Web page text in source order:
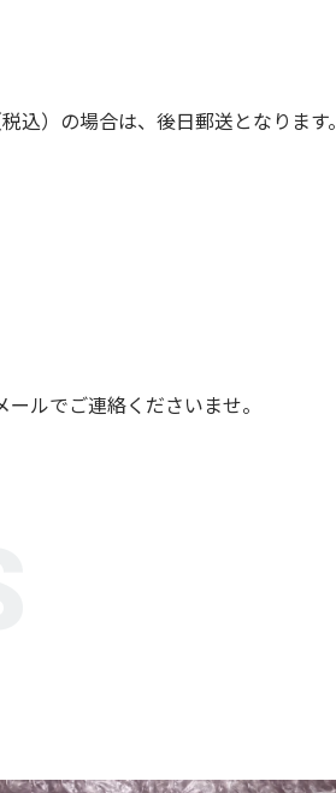
）の場合は、後日郵送となります。
ルでご連絡くださいませ。